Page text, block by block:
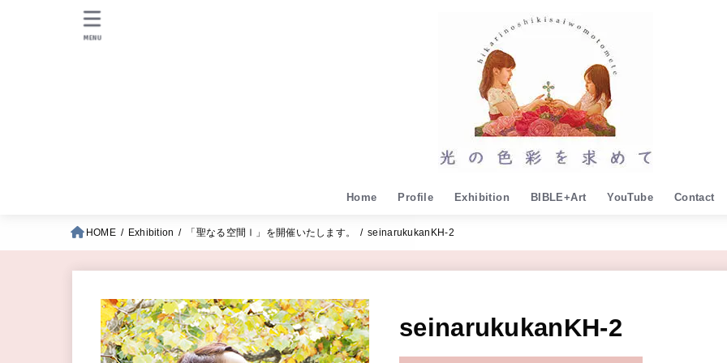
Home Profile Exhibition BIBLE+Art YouTube Contact
MENU
HOME Exhibition 「聖なる空間Ⅰ」を開催いたします。 seinarukukanKH-2
seinarukukanKH-2